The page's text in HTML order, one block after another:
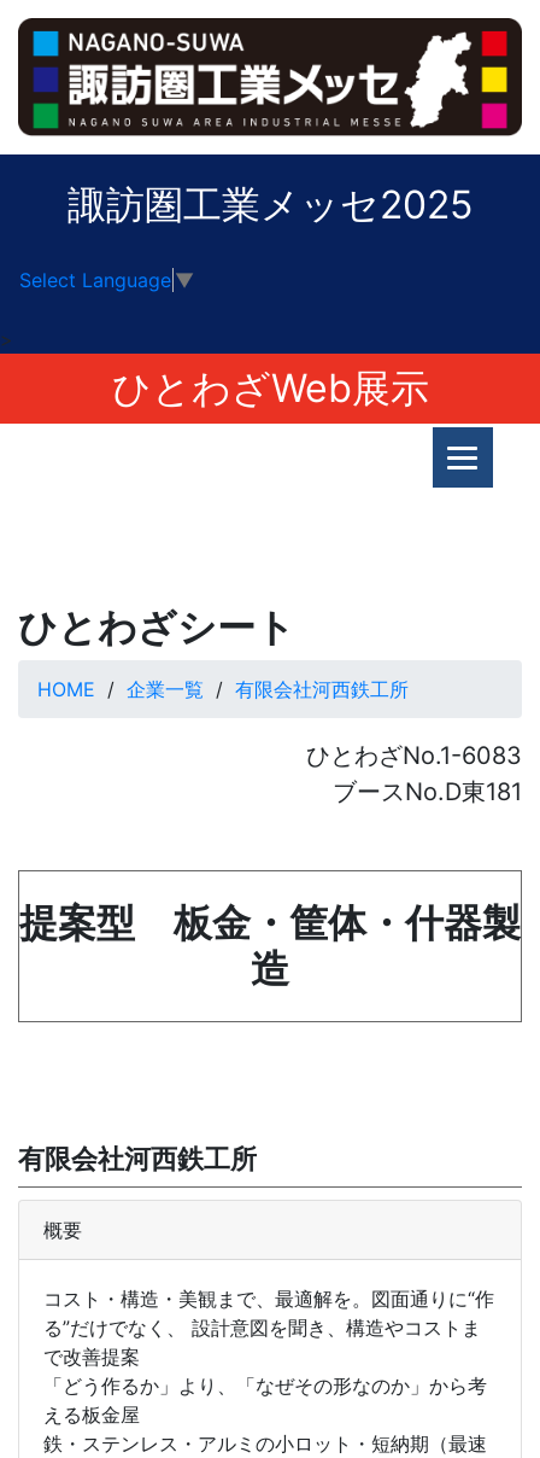
諏訪圏工業メッセ2025
Select Language ▼
>
ひとわざWeb展示
ひとわざシート
HOME 企業一覧 有限会社河西鉄工所
ひとわざNo.1-6083
ブースNo.D東181
提案型 板金・筐体・什器製
造
有限会社河西鉄工所
概要
コスト・構造・美観まで、最適解を。図面通りに“作
る”だけでなく、 設計意図を聞き、構造やコストま
で改善提案
「どう作るか」より、「なぜその形なのか」から考
える板金屋
鉄・ステンレス・アルミの小ロット・短納期（最速